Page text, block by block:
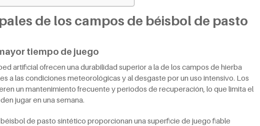
de los campos de béisbol de pasto
tiempo de juego
artificial ofrecen una durabilidad superior a la de los campos de hierba
a las condiciones meteorológicas y al desgaste por un uso intensivo. Los
un mantenimiento frecuente y periodos de recuperación, lo que limita el
jugar en una semana.
de pasto sintético proporcionan una superficie de juego fiable